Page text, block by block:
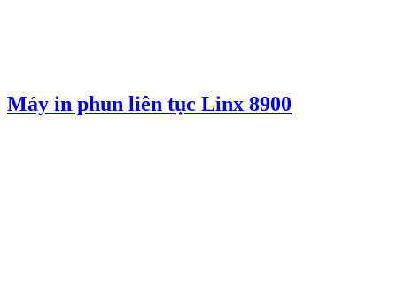
Máy in phun liên tục Linx 8900